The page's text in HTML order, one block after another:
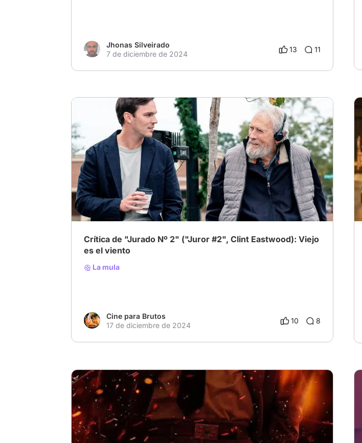
Jhonas Silveirado
7 de diciembre de 2024
13 11
# Tu Elección Especial para Navidad
# PelículaFavorita2024
# MejorPelícula2024
Crítica de "Jurado Nº 2" ("Juror #2", Clint Eastwood): Viejo
es el viento
La mula
Cine para Brutos
17 de diciembre de 2024
10 8